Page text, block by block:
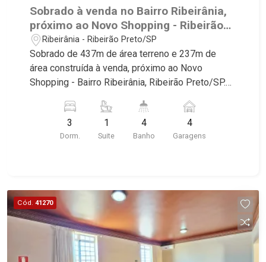
Sobrado à venda no Bairro Ribeirânia,
próximo ao Novo Shopping - Ribeirão
Preto/SP.
Ribeirânia - Ribeirão Preto/SP
Sobrado de 437m de área terreno e 237m de
área construída à venda, próximo ao Novo
Shopping - Bairro Ribeirânia, Ribeirão Preto/SP.
Martinelli Imobiliária selecionou para você: -
437m de área terreno e 237m de área construída
- 3 dormitórios com ar condicionado, sendo 1
- Quintal - Corredor lateral - Jardim - 4 vagas,
sendo 2 cobertas Martinelli Imobiliária, referência
no mercado imobiliário desde 2000! Avenida
João Fiúsa, 1051 - Alto da Boa Vista | Ribeirão
3
Dorm.
1
Suite
4
Banho
4
Garagens
Cód. 41270